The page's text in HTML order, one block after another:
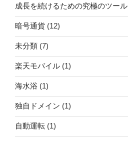
成長を続けるための究極のツール
暗号通貨 (12)
未分類 (7)
楽天モバイル (1)
海水浴 (1)
独自ドメイン (1)
自動運転 (1)